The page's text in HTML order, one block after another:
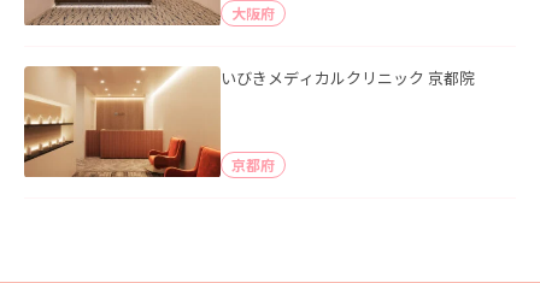
大阪府
いびきメディカルクリニック 京都院
京都府